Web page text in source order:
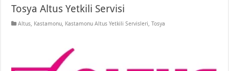
Tosya Altus Yetkili Servisi
Altus, Kastamonu, Kastamonu Altus Yetkili Servisleri,Tosya